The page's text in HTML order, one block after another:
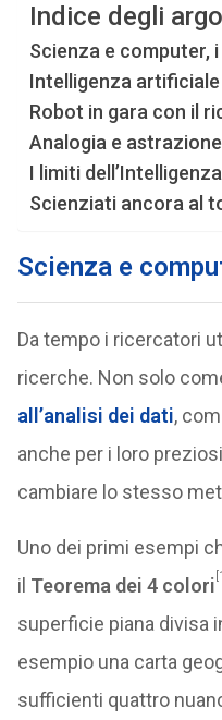
Indice degli
Scienza e computer,
Intelligenza
Robot in gara con il
Analogia e
I limiti
Scienziati ancora al
Scienza e
Da tempo i ricercatori
ricerche. Non solo
all’analisi dei dati,
anche per i loro
cambiare lo stesso
Uno dei primi esempi
il Teorema dei 4 colori [1]
superficie piana divisa
esempio una carta
sufficienti quattro